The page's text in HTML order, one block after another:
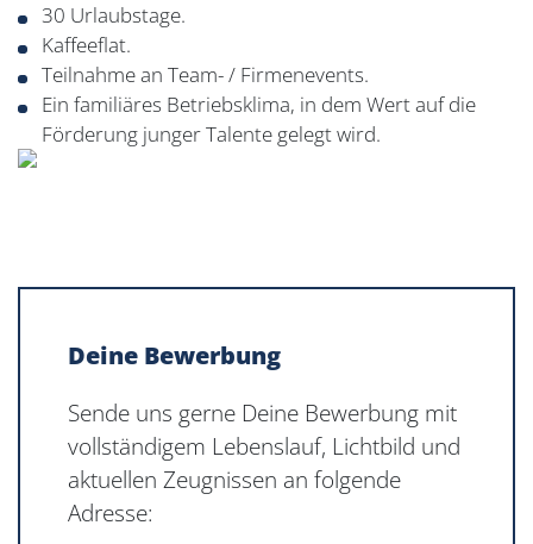
30 Urlaubstage.
Kaffeeflat.
Teilnahme an Team- / Firmenevents.
Ein familiäres Betriebsklima, in dem Wert auf die
Förderung junger Talente gelegt wird.
Deine Bewerbung
Sende uns gerne Deine Bewerbung mit
vollständigem Lebenslauf, Lichtbild und
aktuellen Zeugnissen an folgende
Adresse: